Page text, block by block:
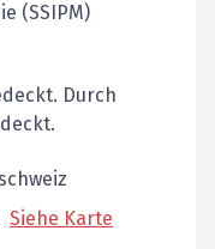
(SSIPM)
Durch
Siehe Karte